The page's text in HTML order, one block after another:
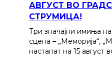
АВГУСТ ВО
СТРУМИЦА!
Три значајни имиња
сцена – „Меморија“,
настапат на 15 август